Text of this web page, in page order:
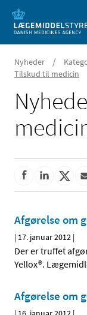
Nyheder /
Tilskud til medicin
Afgørelse om
| 17. januar 2012 |
Der er truffet
Yellox®.
Afgørelse om